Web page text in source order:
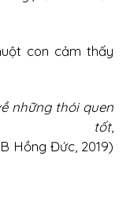
con cảm thấy
những thói quen
tốt,
Hồng Đức, 2019)